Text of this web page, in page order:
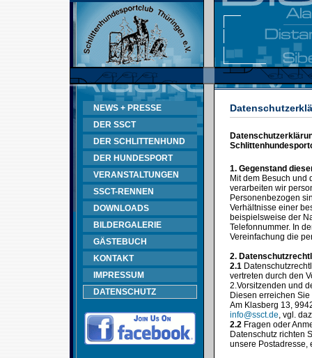
NEWS + PRESSE
DER SSCT
DER SCHLITTENHUND
DER HUNDESPORT
VERANSTALTUNGEN
SSCT-RENNEN
DOWNLOADS
BILDERGALERIE
GÄSTEBUCH
KONTAKT
IMPRESSUM
DATENSCHUTZ
1. Gegenstand
Mit dem Besuch und
verarbeiten wir
Personenbezogen
Verhältnisse einer
beispielsweise der
Telefonnummer. In
Vereinfachung die
2.
2.1
vertreten durch den
2.Vorsitzenden und
Diesen erreichen
Am Klasberg 13,
info@ssct.de, vgl.
2.2 Fragen oder
Datenschutz richten
unsere Postadresse,